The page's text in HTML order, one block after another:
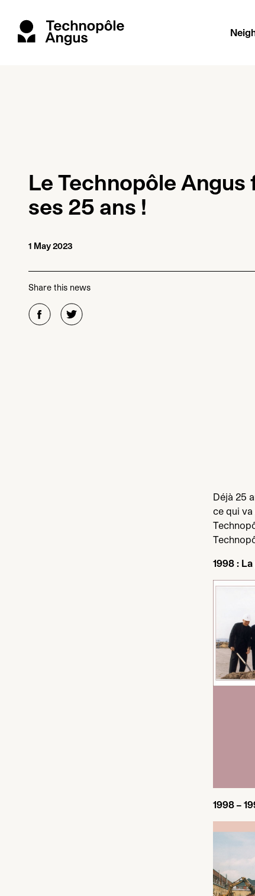
Le Technopôle Angus
ses 25 ans !
1 May 2023
Share this news
Déjà 25
ce qui
1998 :
1998 –